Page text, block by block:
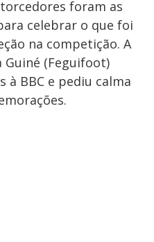
foram as
celebrar o que foi
na competição. A
Guiné (Feguifoot)
à BBC e pediu calma